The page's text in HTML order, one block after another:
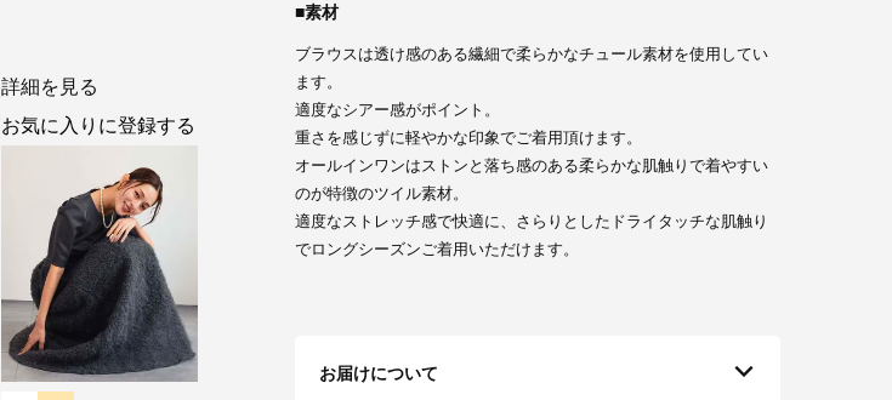
詳細を見る
お気に入りに登録する
素材
ブラウスは透け感のある繊細で柔らかなチュール素材を使用してい
ます。
適度なシアー感がポイント。
重さを感じずに軽やかな印象でご着用頂けます。
オールインワンはストンと落ち感のある柔らかな肌触りで着やすい
のが特徴のツイル素材。
適度なストレッチ感で快適に、さらりとしたドライタッチな肌触り
でロングシーズンご着用いただけます。
お届けについて